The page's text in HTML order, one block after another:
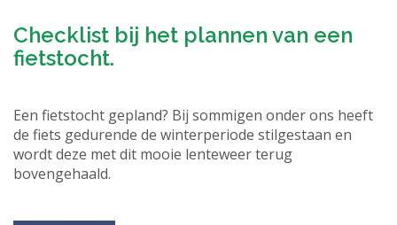
Checklist bij het plannen van een
fietstocht.
Een fietstocht gepland? Bij sommigen onder ons heeft
de fiets gedurende de winterperiode stilgestaan en
wordt deze met dit mooie lenteweer terug
bovengehaald.